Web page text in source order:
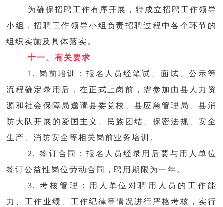
为确保招聘工作有序开展，特成立招聘工作领导
小组，招聘工作领导小组负责招聘过程中各个环节的
组织实施及具体落实。
十一、有关要求
1. 岗前培训：报名人员经笔试、面试、公示等
流程确定录用后，在正式上岗前，需参加由县人力资
源和社会保障局邀请县委党校、县应急管理局、县消
防大队开展的爱国主义、民族团结、保密法规、安全
生产、消防安全等相关岗前业务培训。
2. 签订合同：报名人员经录用后要与用人单位
签订公益性岗位劳动合同，聘用期限为一年。
3. 考核管理：用人单位对聘用人员的工作能
力、工作业绩、工作纪律等情况进行严格考核，实行